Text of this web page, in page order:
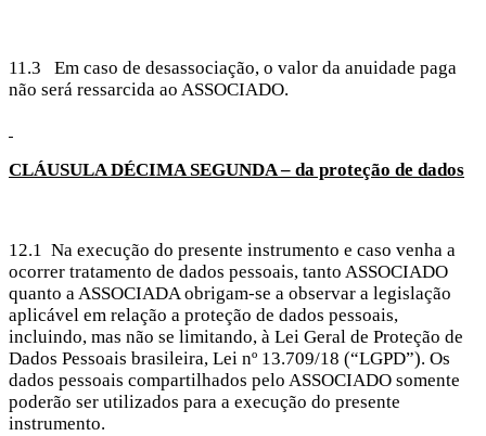
11.3 Em caso de desassociação, o valor da anuidade paga
não será ressarcida ao ASSOCIADO.
CLÁUSULA DÉCIMASEGUNDA – da proteção de dados
12.1 Na execução do presente instrumento e caso venha a
ocorrer tratamento de dados pessoais, tanto ASSOCIADO
quanto a ASSOCIADA obrigam-se a observar a legislação
aplicável em relação a proteção de dados pessoais,
incluindo, mas não se limitando, à Lei Geral de Proteção de
Dados Pessoais brasileira, Lei nº 13.709/18 (“LGPD”). Os
dados pessoais compartilhados pelo ASSOCIADO somente
poderão ser utilizados para a execução do presente
instrumento.